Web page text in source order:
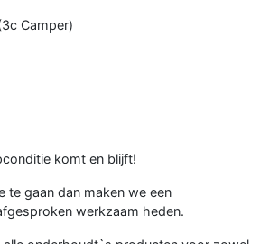
Camper)
komt en blijft!
te gaan dan maken we een
werkzaam heden.